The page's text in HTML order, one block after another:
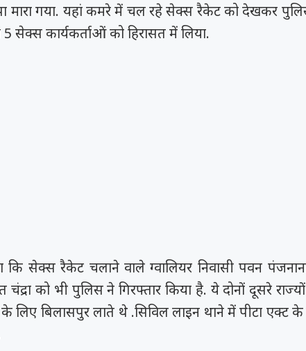
मारा गया. यहां कमरे में चल रहे सेक्स रैकेट को देखकर
सेक्स कार्यकर्ताओं को हिरासत में लिया.
कि सेक्स रैकेट चलाने वाले ग्वालियर निवासी पवन
चंद्रा को भी पुलिस ने गिरफ्तार किया है. ये दोनों दूसरे
लिए बिलासपुर लाते थे .सिविल लाइन थाने में पीटा एक्ट